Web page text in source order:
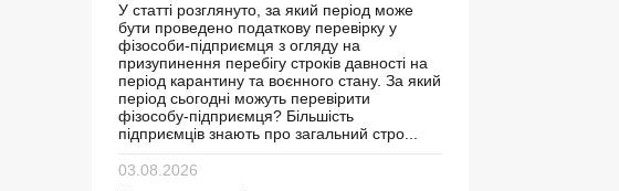
У статті розглянуто, за який період може
бути проведено податкову перевірку у
фізособи-підприємця з огляду на
призупинення перебігу строків давності на
період карантину та воєнного стану. За який
період сьогодні можуть перевірити
фізособу-підприємця? Більшість
підприємців знають про загальний стро...
03.08.2026